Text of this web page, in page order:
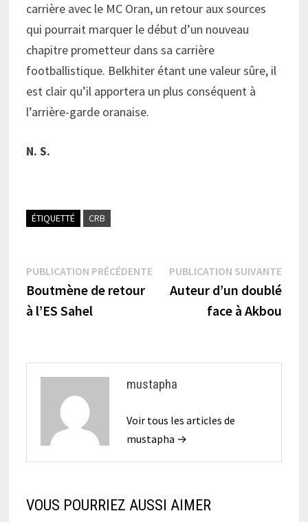
carrière avec le MC Oran, un retour aux sources
qui pourrait marquer le début d’un nouveau
chapitre prometteur dans sa carrière
footballistique. Belkhiter étant une valeur sûre, il
est clair qu’il apportera un plus conséquent à
l’arrière-garde oranaise.
N. S.
ÉTIQUETTÉ CRB
Navigation
de
PUBLICATION PRÉCÉDENTEPublication
précédente :
Boutmène de retour
à l’ES Sahel
PUBLICATION SUIVANTE
Auteur d’un doublé
face à Akbou
mustapha
Voir tous les articles de
mustapha →
VOUS POURRIEZ AUSSI AIMER